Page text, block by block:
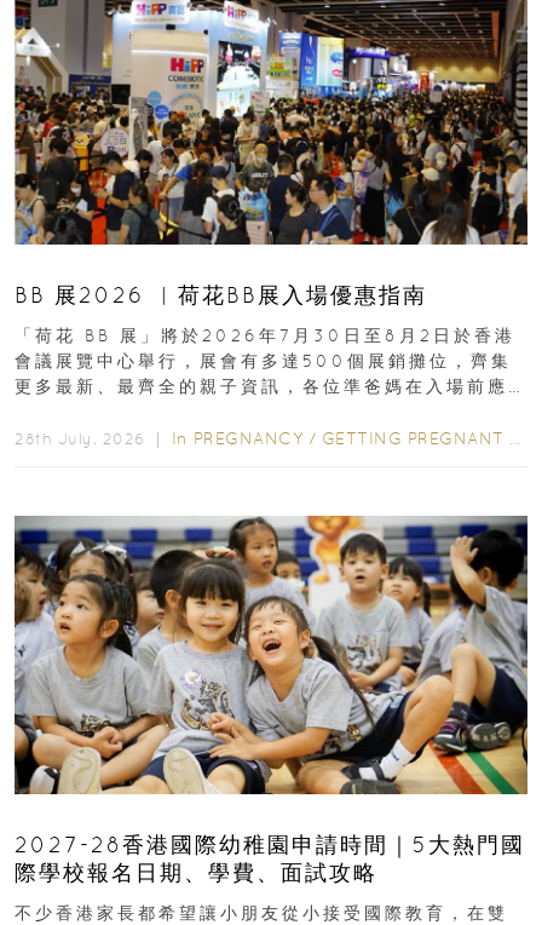
BB 展2026 ︳荷花BB展入場優惠指南
「荷花 BB 展」將於2026年7月30日至8月2日於香港
會議展覽中心舉行，展會有多達500個展銷攤位，齊集
更多最新、最齊全的親子資訊，各位準爸媽在入場前應
28th July, 2026 ｜ In PREGNANCY / GETTING PREGNANT
2027-28香港國際幼稚園申請時間｜5大熱門國
際學校報名日期、學費、面試攻略
不少香港家長都希望讓小朋友從小接受國際教育，在雙